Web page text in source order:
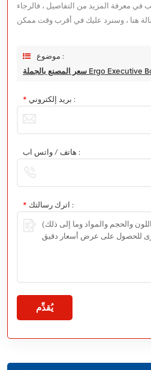
في معرفة المزيد من التفاصيل ، فالرجاء
موضوع :
* بريد إلكتروني :
هاتف / واتس اب :
* اترك رسالتك :
يُقدِّم